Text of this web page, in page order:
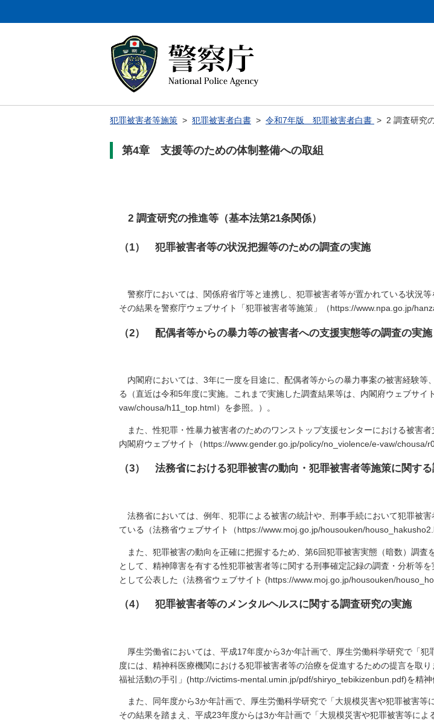
犯罪被害者等施策 > 犯罪被害者白書 > 令和7年版 犯罪被害者白書 > 2 調査研究
第4章 支援等のための体制整備への取組
2 調査研究の推進等（基本法第21条関係）
（1） 犯罪被害者等の状況把握等のための調査の実施
警察庁においては、関係府省庁等と連携し、犯罪被害者等が置かれている状況
その結果を警察庁ウェブサイト「犯罪被害者等施策」（https://www.npa.go.jp/
（2） 配偶者等からの暴力等の被害者への支援実態等の調査の実施
内閣府においては、3年に一度を目途に、配偶者等からの暴力事案の被害経験
る（直近は令和5年度に実施。これまで実施した調査結果等は、内閣府ウェブサ
vaw/chousa/h11_top.html）を参照。）。
また、性犯罪・性暴力被害者のためのワンストップ支援センターにおける被害
内閣府ウェブサイト（https://www.gender.go.jp/policy/no_violence/e-vaw/chousa/
（3） 法務省における犯罪被害の動向・犯罪被害者等施策に関す
法務省においては、例年、犯罪による被害の統計や、刑事手続において犯罪被
ている（法務省ウェブサイト（https://www.moj.go.jp/housouken/
また、犯罪被害の動向を正確に把握するため、第6回犯罪被害実態（暗数）調
として、精神障害を有する性犯罪被害者等に関する刑事確定記録の調査・分析等
として公表した（法務省ウェブサイト (https://www.moj.go.jp/housouken/
（4） 犯罪被害者等のメンタルヘルスに関する調査研究の実施
厚生労働省においては、平成17年度から3か年計画で、厚生労働科学研究で「
度には、精神科医療機関における犯罪被害者等の治療を促進するための提言を取
福祉活動の手引」(http://victims-mental.umin.jp/pdf/shiryo_tebikizenbun.pdf)を精神
また、同年度から3か年計画で、厚生労働科学研究で「大規模災害や犯罪被害等
その結果を踏まえ、平成23年度からは3か年計画で「大規模災害や犯罪被害等に